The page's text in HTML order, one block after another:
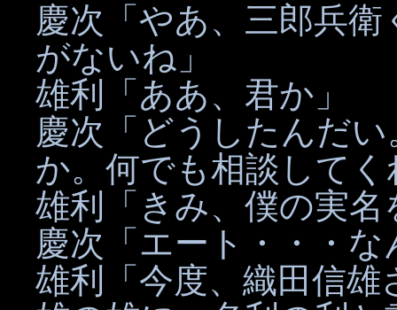
慶次「やあ、三郎兵
がないね」
雄利「ああ、君か」
慶次「どうしたんだ
か。何でも相談してく
雄利「きみ、僕の実
慶次「エート・・・
雄利「今度、織田信